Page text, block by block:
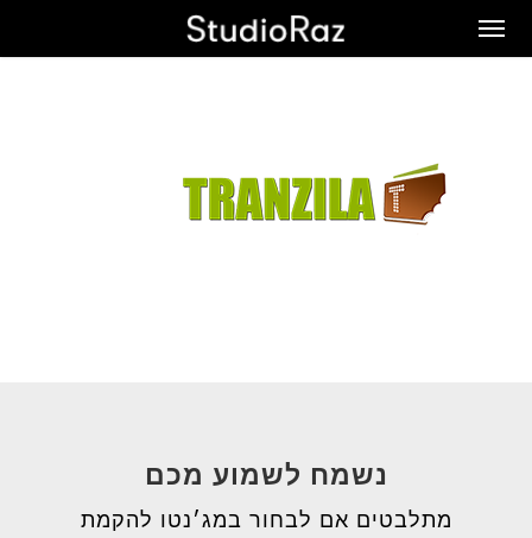
Skip
נשמח לשמוע מכם
מתלבטים אם לבחור במג׳נטו להקמת